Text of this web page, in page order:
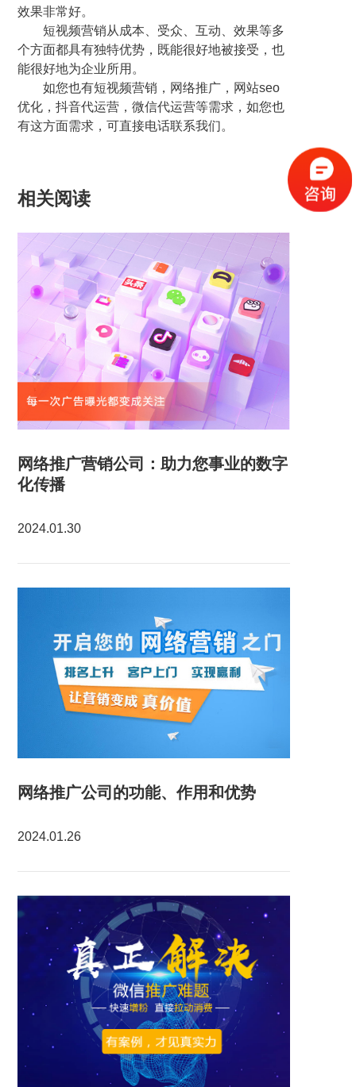
效果非常好。
短视频营销从成本、受众、互动、效果等多
个方面都具有独特优势，既能很好地被接受，也
能很好地为企业所用。
如您也有短视频营销，网络推广，网站seo
优化，抖音代运营，微信代运营等需求，如您也
有这方面需求，可直接电话联系我们。
相关阅读
网络推广营销公司：助力您事业的数字
化传播
2024.01.30
网络推广公司的功能、作用和优势
2024.01.26